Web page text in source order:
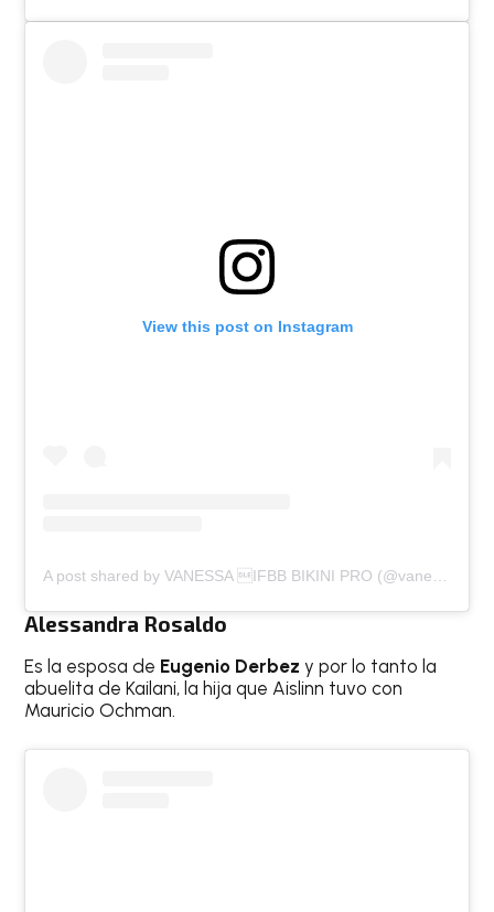
View this post on Instagram
A post shared by VANESSA IFBB BIKINI PRO (@vanessaguzmann)
Alessandra Rosaldo
Es la esposa de Eugenio Derbez y por lo tanto la
abuelita de Kailani, la hija que Aislinn tuvo con
Mauricio Ochman.